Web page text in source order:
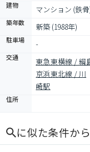
建物 マンション (鉄
築年数 新築 (1988年)
駐車場 -
交通 東急東横線 / 綱
京浜東北線 / 川
崎駅
住所
に似た条件か